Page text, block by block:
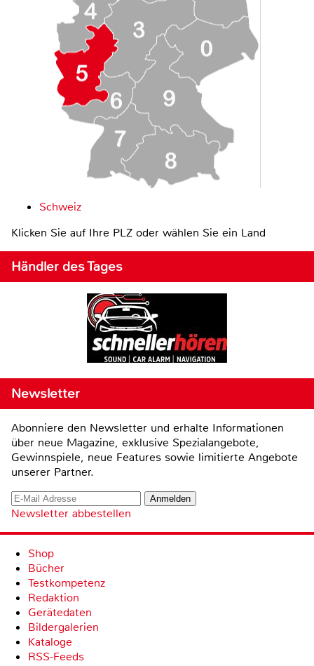
Schweiz
Klicken Sie auf Ihre PLZ oder wählen Sie ein Land
Händler des Tages
Newsletter
Abonniere den Newsletter und erhalte Informationen
über neue Magazine, exklusive Spezialangebote,
Gewinnspiele, neue Features sowie limitierte Angebote
unserer Partner.
Newsletter abbestellen
Shop
Bücher
Testkompetenz
Redaktion
Gerätedaten
Bildergalerien
Kataloge
RSS-Feeds